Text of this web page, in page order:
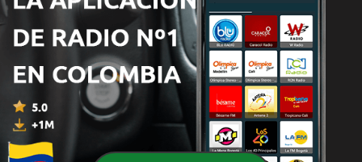
9 -
Episodio 9. Meditación de Conexión con Madre
Tierra
02 jul. 2021
8 - Episodio 8. Meditación con tus ángeles de la
25 jun. 2021
Episodio 7: Meditación de amor benevolente -
Metta Bhavana